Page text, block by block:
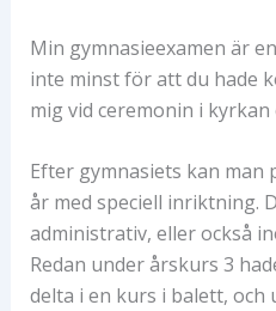
Min gymnasieexamen är
inte minst för att du hade
mig vid ceremonin i kyrkan
Efter gymnasiets kan man
år med speciell inriktning.
administrativ, eller också
Redan under årskurs 3
delta i en kurs i balett, och